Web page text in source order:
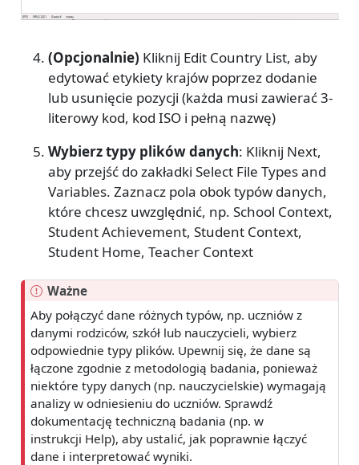
(Opcjonalnie) Kliknij Edit Country List, aby
edytować etykiety krajów poprzez dodanie
lub usunięcie pozycji (każda musi zawierać 3-
literowy kod, kod ISO i pełną nazwę)
Wybierz typy plików danych: Kliknij Next,
aby przejść do zakładki Select File Types and
Variables. Zaznacz pola obok typów danych,
które chcesz uwzględnić, np. School Context,
Student Achievement, Student Context,
Student Home, Teacher Context
Ważne
Aby połączyć dane różnych typów, np. uczniów z
danymi rodziców, szkół lub nauczycieli, wybierz
odpowiednie typy plików. Upewnij się, że dane są
łączone zgodnie z metodologią badania, ponieważ
niektóre typy danych (np. nauczycielskie) wymagają
analizy w odniesieniu do uczniów. Sprawdź
dokumentację techniczną badania (np. w
instrukcji Help), aby ustalić, jak poprawnie łączyć
dane i interpretować wyniki.